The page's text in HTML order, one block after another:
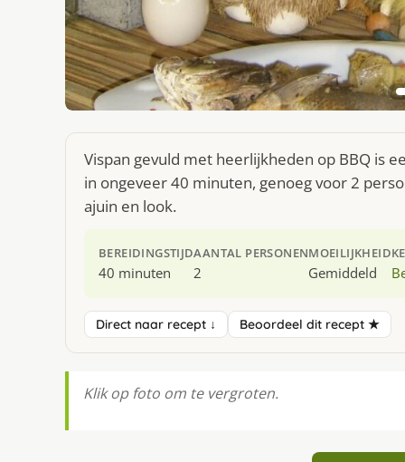
Vispan gevuld met heerlijkheden op BBQ is
in ongeveer 40 minuten, genoeg voor 2
ajuin en look.
BEREIDINGSTIJD
40 minuten
AANTAL PERSONEN
2
MOEILIJKHEID
Gemiddeld
Direct naar recept ↓ Beoordeel dit recept ★
Klik op foto om te vergroten.